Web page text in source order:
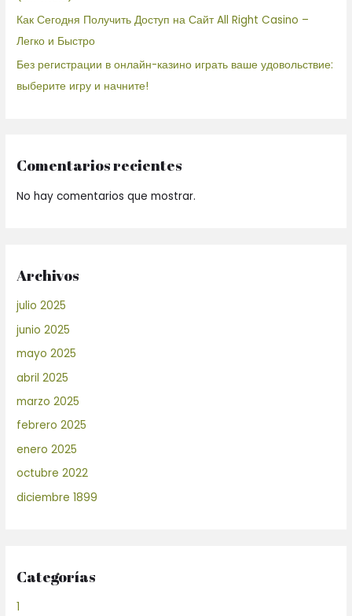
Как Сегодня Получить Доступ на Сайт All Right Casino –
Легко и Быстро
Без регистрации в онлайн-казино играть ваше удовольствие:
выберите игру и начните!
Comentarios recientes
No hay comentarios que mostrar.
Archivos
julio 2025
junio 2025
mayo 2025
abril 2025
marzo 2025
febrero 2025
enero 2025
octubre 2022
diciembre 1899
Categorías
1